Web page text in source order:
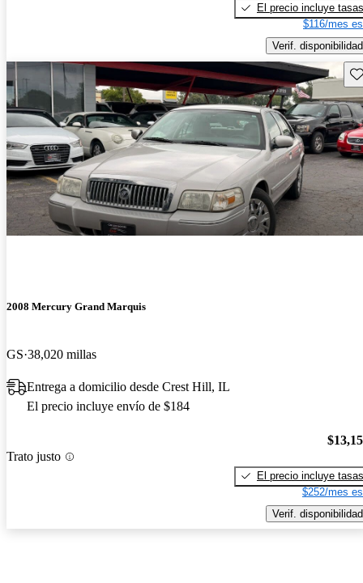
El precio incluye tasas
$116/mes
Verif. disponibilidad
2008 Mercury Grand Marquis
GS 38,020 millas
Entrega a domicilio desde Crest Hill, IL
El precio incluye envío de $184
Trato justo
El precio incluye tasas
$252/mes
Verif. disponibilidad